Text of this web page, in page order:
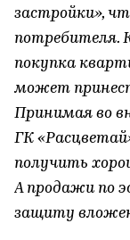
застройки»,
потребителя.
покупка
может
Принимая во
ГК
получить
А продажи по
защиту